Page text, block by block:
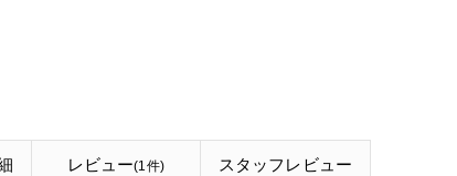
レビュー(1件) スタッフ レビュー